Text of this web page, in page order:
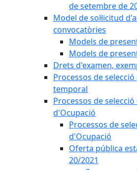
de setembre de
Model de sol·licitud
convocatòries
Models de
Models de
Drets d'examen,
Processos de
temporal
Processos de
d'Ocupació
Processos de
d'Ocupació
Oferta pública
20/2021